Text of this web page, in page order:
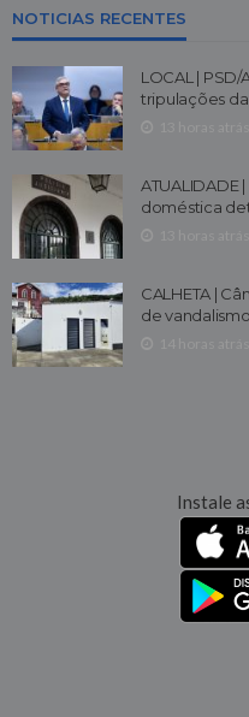
NOTICIAS RECENTES
LOCAL |
tripulações
doméstica
CALHETA |
de vandalismo
Instale